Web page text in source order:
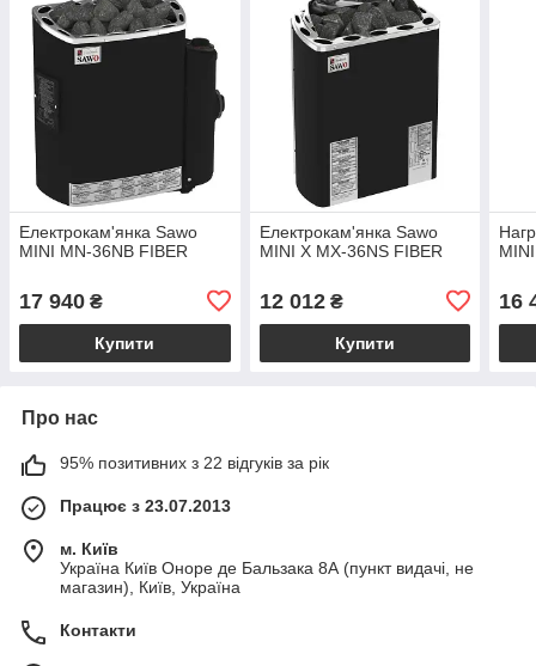
Електрокам'янка Sawo
MINI MN-36NB FIBER
17 940 ₴
Купити
Електрокам'янка Sawo
MINI X MX-36NS FIBER
12 012₴
Купити
16
Про нас
95% позитивних з 22 відгуків за рік
Працює з 23.07.2013
м. Київ
Україна Київ Оноре де Бальзака 8А (пункт видачі, не
магазин), Київ, Україна
Контакти